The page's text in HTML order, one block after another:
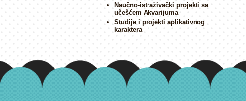
Naučno-istraživački projekti sa
učešćem Akvarijuma
Studije i projekti aplikativnog
karaktera